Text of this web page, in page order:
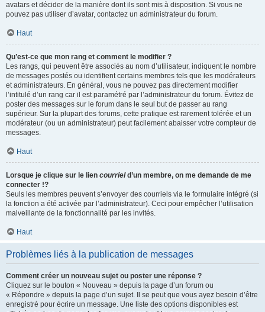
avatars et décider de la manière dont ils sont mis à disposition. Si vous ne
pouvez pas utiliser d’avatar, contactez un administrateur du forum.
Haut
Qu’est-ce que mon rang et comment le modifier ?
Les rangs, qui peuvent être associés au nom d’utilisateur, indiquent le nombre
de messages postés ou identifient certains membres tels que les modérateurs
et administrateurs. En général, vous ne pouvez pas directement modifier
l’intitulé d’un rang car il est paramétré par l’administrateur du forum. Évitez de
poster des messages sur le forum dans le seul but de passer au rang
supérieur. Sur la plupart des forums, cette pratique est rarement tolérée et un
modérateur (ou un administrateur) peut facilement abaisser votre compteur de
messages.
Haut
Lorsque je clique sur le lien courrield’un membre, on me demande de me
connecter !?
Seuls les membres peuvent s’envoyer des courriels via le formulaire intégré (si
la fonction a été activée par l’administrateur). Ceci pour empêcher l’utilisation
malveillante de la fonctionnalité par les invités.
Haut
Problèmes liés à la publication de messages
Comment créer un nouveau sujet ou poster une réponse ?
Cliquez sur le bouton « Nouveau » depuis la page d’un forum ou
« Répondre » depuis la page d’un sujet. Il se peut que vous ayez besoin d’être
enregistré pour écrire un message. Une liste des options disponibles est